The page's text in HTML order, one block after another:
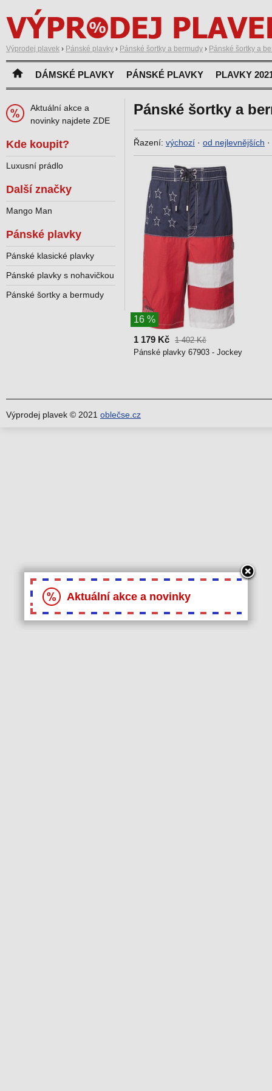
Výprodej plavek › Pánské plavky › Pánské šortky a bermudy › Pánské šortky a
DÁMSKÉ PLAVKY PÁNSKÉ PLAVKY PLAVKY
Pánské šortky a
Řazení: výchozí · od nejlevnějších ·
16 %
1 179 Kč 1 402 Kč
Pánské plavky 67903 - Jockey
Aktuální akce a
novinky najdete ZDE
Kde koupit?
Luxusní prádlo
Další značky
Mango Man
Pánské plavky
Pánské klasické plavky
Pánské plavky s nohavičkou
Pánské šortky a bermudy
Výprodej plavek © 2021 oblečse.cz
Aktuální akce a novinky